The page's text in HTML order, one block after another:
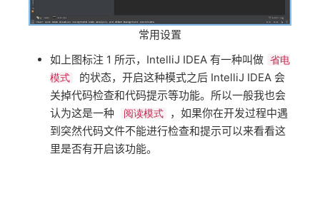
常用设置
如上图标注 1 所示，IntelliJ IDEA 有一种叫做​​ 省电
模式
​​ 的状态，开启这种模式之后 IntelliJ IDEA 会
关掉代码检查和代码提示等功能。所以一般我也会
认为这是一种 ​​
阅读模式
​​，如果你在开发过程中遇
到突然代码文件不能进行检查和提示可以来看看这
里是否有开启该功能。